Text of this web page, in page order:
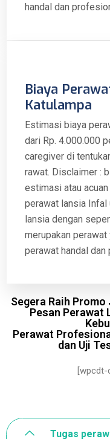
handal dan
Biaya
Katulampa
Estimasi biaya
dari Rp. 4.000.000
caregiver di
rawat. Disclaimer :
estimasi atau
perawat lansia Infal
lansia dengan
merupakan
perawat handal dan
Segera Raih
Pesan Perawat
Perawat
dan Uji
[wpcdt-
Tugas